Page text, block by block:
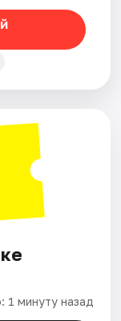
1 минуту назад